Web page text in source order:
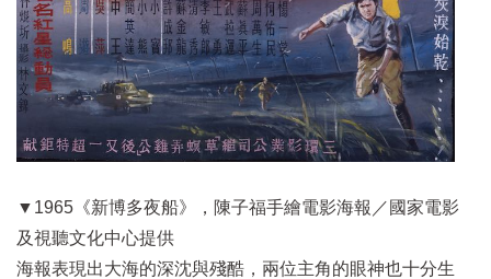
▼1965《新博多夜船》，陳子福手繪電影海報／ 國家電影
及視聽文化中心提供
海報表現出大海的深沈與殘酷，兩位主角的眼神也十分生